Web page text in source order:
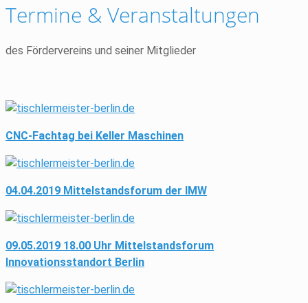
Termine & Veranstaltungen
des Fördervereins und seiner Mitglieder
CNC-Fachtag bei Keller Maschinen
04.04.2019 Mittelstandsforum der IMW
09.05.2019 18.00 Uhr Mittelstandsforum
Innovationsstandort Berlin